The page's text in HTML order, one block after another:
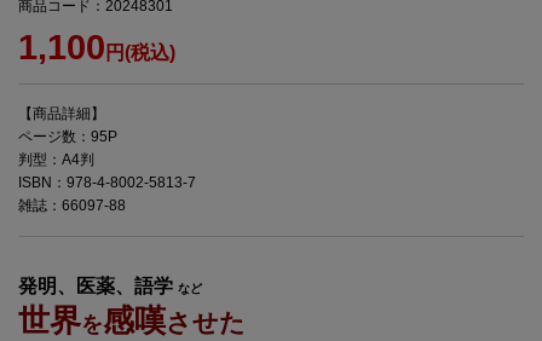
商品コード：20248301
1,100 円(税込)
【商品詳細】
ページ数：95P
判型：A4判
ISBN：978-4-8002-5813-7
雑誌：66097-88
発明、医薬、語学 など
世界を感嘆させた